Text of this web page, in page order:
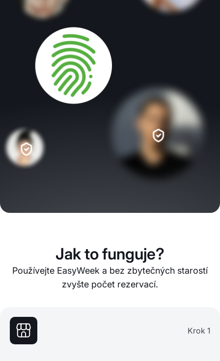
Jak to funguje?
Používejte EasyWeek a bez zbytečných starostí
zvyšte počet rezervací.
Krok 1